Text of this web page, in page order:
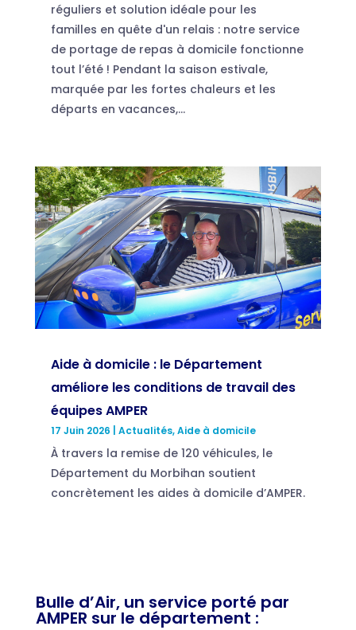
réguliers et solution idéale pour les
familles en quête d'un relais : notre service
de portage de repas à domicile fonctionne
tout l’été ! Pendant la saison estivale,
marquée par les fortes chaleurs et les
départs en vacances,...
Aide à domicile : le Département
améliore les conditions de travail des
équipes AMPER
17 Juin 2026 Actualités,Aide à domicile
À travers la remise de 120 véhicules, le
Département du Morbihan soutient
concrètement les aides à domicile d’AMPER.
Bulle d’Air, un service porté par
AMPER sur le département :